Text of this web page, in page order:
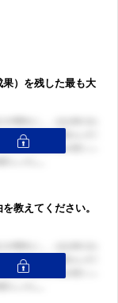
）を残した最も大
教えてください。